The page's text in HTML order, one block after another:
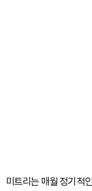
미트리는 매월 정기적